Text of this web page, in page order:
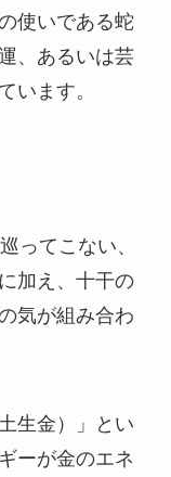
使いである蛇
、あるいは芸
います。
ってこない、
加え、十干の
気が組み合わ
生金）」とい
ーが金のエネ